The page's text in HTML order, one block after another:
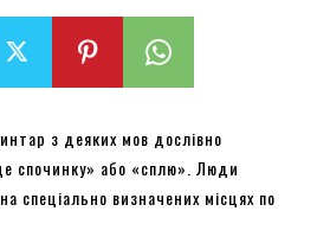
з деяких мов дослівно
спочинку» або «сплю». Люди
спеціально визначених місцях по